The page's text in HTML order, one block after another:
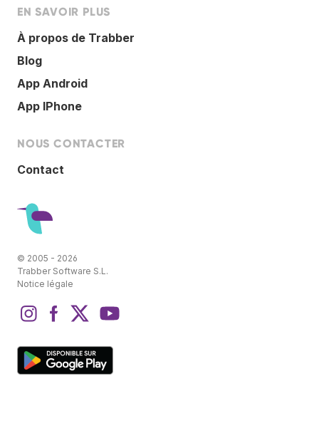
EN SAVOIR PLUS
À propos de Trabber
Blog
App Android
App IPhone
NOUS CONTACTER
Contact
© 2005 - 2026
Trabber Software S.L.
Notice légale